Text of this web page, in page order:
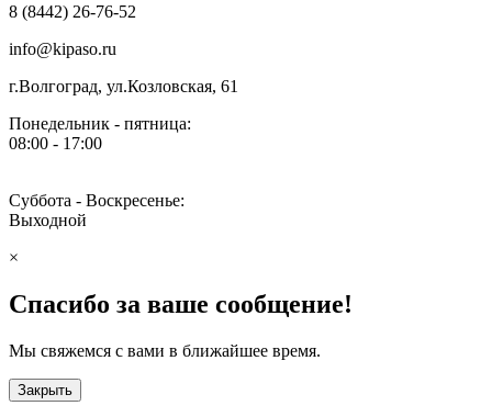
8 (8442) 26-76-52
info@kipaso.ru
г.Волгоград, ул.Козловская, 61
Понедельник - пятница:
08:00 - 17:00
Суббота - Воскресенье:
Выходной
×
Спасибо за ваше сообщение!
Мы свяжемся с вами в ближайшее время.
Закрыть